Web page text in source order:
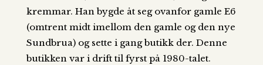
kremmar. Han bygde åt seg ovanfor gamle E6
(omtrent midt imellom den gamle og den nye
Sundbrua) og sette i gang butikk der. Denne
butikken var i drift til fyrst på 1980-talet.